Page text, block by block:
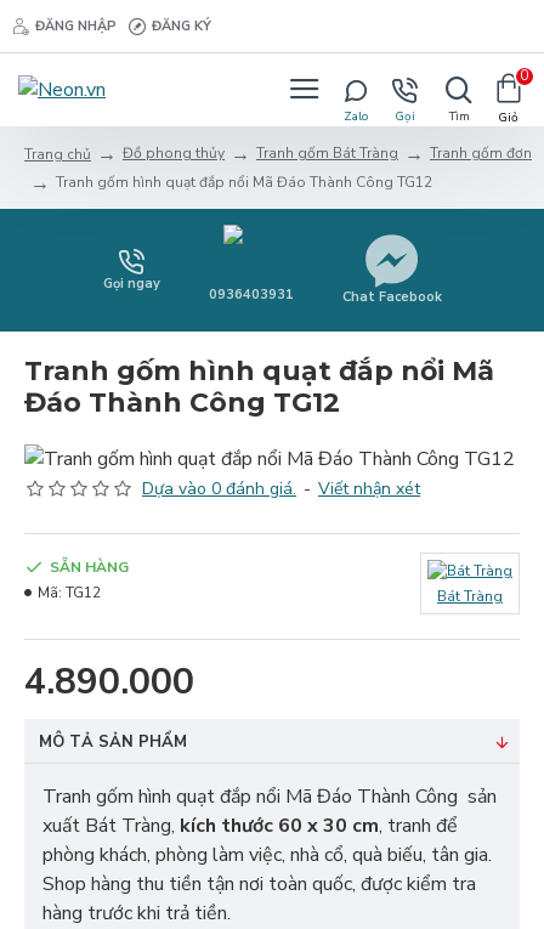
ĐĂNG NHẬP ĐĂNG KÝ
0
Trang chủ Đồ phong thủy Tranh gốm Bát Tràng
Tranh gốm đơn
Tranh gốm hình quạt đắp nổi Mã Đáo Thành Công TG12
Gọi ngay
0936403931 Chat Facebook
Tranh gốm hình quạt đắp nổi Mã
Đáo Thành Công TG12
Dựa vào 0 đánh giá. - Viết nhận xét
4.890.000
SẴN HÀNG
Mã: TG12 Bát Tràng
MÔ TẢ SẢN PHẨM
Tranh gốm hình quạt đắp nổi Mã Đáo Thành Công sản
xuất Bát Tràng, kích thước 60 x 30 cm, tranh để
phòng khách, phòng làm việc, nhà cổ, quà biếu, tân gia.
Shop hàng thu tiền tận nơi toàn quốc, được kiểm tra
hàng trước khi trả tiền.